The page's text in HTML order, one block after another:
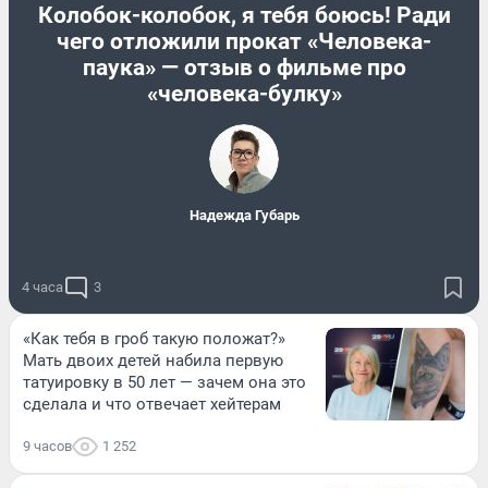
Колобок-колобок, я тебя боюсь! Ради
чего отложили прокат «Человека-
паука» — отзыв о фильме про
«человека-булку»
Надежда Губарь
4 часа 3
«Как тебя в гроб такую положат?»
Мать двоих детей набила первую
татуировку в 50 лет — зачем она это
сделала и что отвечает хейтерам
9 часов 1 252